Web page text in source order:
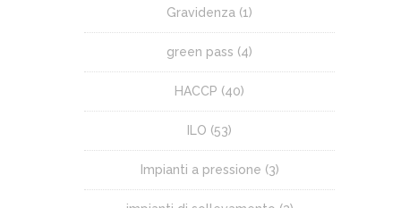
Gravidenza (1)
green pass (4)
HACCP (40)
ILO (53)
Impianti a pressione (3)